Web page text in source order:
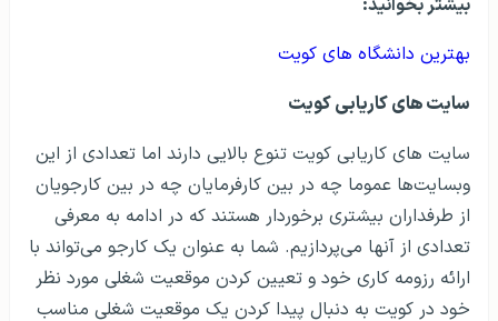
بهترین دانشگاه های کویت
سایت های کاریابی کویت
سایت‌ های کاریابی کویت تنوع بالایی دارند اما تعدادی از این
وبسایت‌ها عموما چه در بین کارفرمایان چه در بین کارجویان
از طرفداران بیشتری برخوردار هستند که در ادامه به معرفی
تعدادی از آنها می‌پردازیم. شما به عنوان یک کارجو می‌تواند با
ارائه رزومه کاری خود و تعیین کردن موقعیت شغلی مورد نظر
خود در کویت به دنبال پیدا کردن یک موقعیت شغلی مناسب